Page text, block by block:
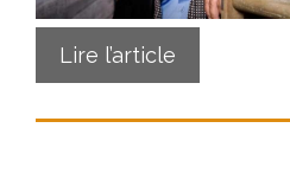
Lire l’article